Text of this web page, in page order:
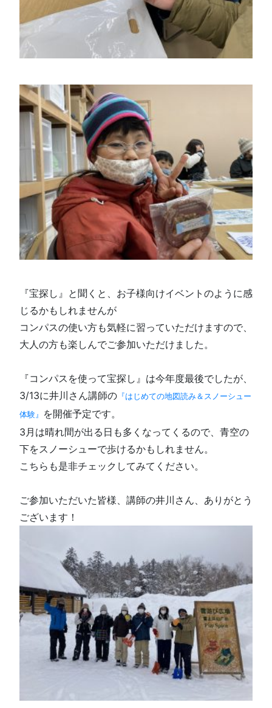
『宝探し』と聞くと、お子様向けイベントのように感
じるかもしれませんが
コンパスの使い方も気軽に習っていただけますので、
大人の方も楽しんでご参加いただけました。
『コンパスを使って宝探し』は今年度最後でしたが、
3/13に井川さん講師の 『はじめての地図読み＆スノーシュー
体験』
を開催予定です。
3月は晴れ間が出る日も多くなってくるので、青空の
下をスノーシューで歩けるかもしれません。
こちらも是非チェックしてみてください。
ご参加いただいた皆様、講師の井川さん、ありがとう
ございます！